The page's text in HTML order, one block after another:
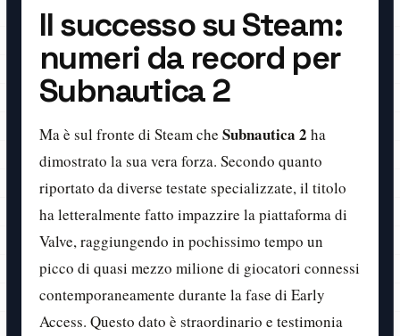
Il successo su Steam:
numeri da record per
Subnautica 2
Ma è sul fronte di Steam che Subnautica 2 ha
dimostrato la sua vera forza. Secondo quanto
riportato da diverse testate specializzate, il titolo
ha letteralmente fatto impazzire la piattaforma di
Valve, raggiungendo in pochissimo tempo un
picco di quasi mezzo milione di giocatori connessi
contemporaneamente durante la fase di Early
Access. Questo dato è straordinario e testimonia